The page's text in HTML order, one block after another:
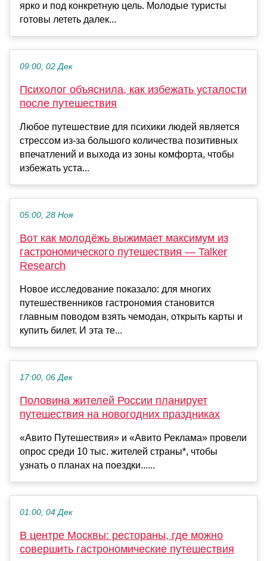
ярко и под конкретную цель. Молодые туристы
готовы лететь далек...
09:00, 02 Дек
Психолог объяснила, как избежать усталости
после путешествия
Любое путешествие для психики людей является
стрессом из-за большого количества позитивных
впечатлений и выхода из зоны комфорта, чтобы
избежать уста...
05:00, 28 Ноя
Вот как молодёжь выжимает максимум из
гастрономического путешествия — Talker
Research
Новое исследование показало: для многих
путешественников гастрономия становится
главным поводом взять чемодан, открыть карты и
купить билет. И эта те...
17:00, 06 Дек
Половина жителей России планирует
путешествия на новогодних праздниках
«Авито Путешествия» и «Авито Реклама» провели
опрос среди 10 тыс. жителей страны*, чтобы
узнать о планах на поездки......
01:00, 04 Дек
В центре Москвы: рестораны, где можно
совершить гастрономические путешествия